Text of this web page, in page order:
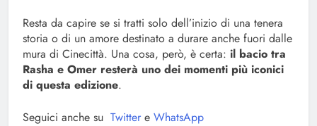
Resta da capire se si tratti solo dell’inizio di una tenera
storia o di un amore destinato a durare anche fuori dalle
mura di Cinecittà. Una cosa, però, è certa: il bacio tra
Rasha e Omer resterà uno dei momenti più iconici
di questa edizione.
Seguici anche su Twitter e WhatsApp